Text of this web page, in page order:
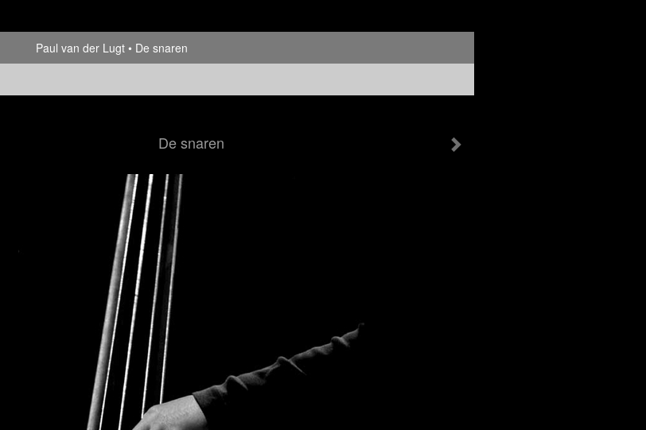
Paul van der Lugt
De snaren
De snaren